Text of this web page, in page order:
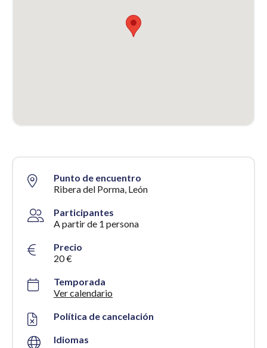
Punto de encuentro
Ribera del Porma, León
Participantes
A partir de 1 persona
Precio
20 €
Temporada
Ver calendario
Política de cancelación
Idiomas